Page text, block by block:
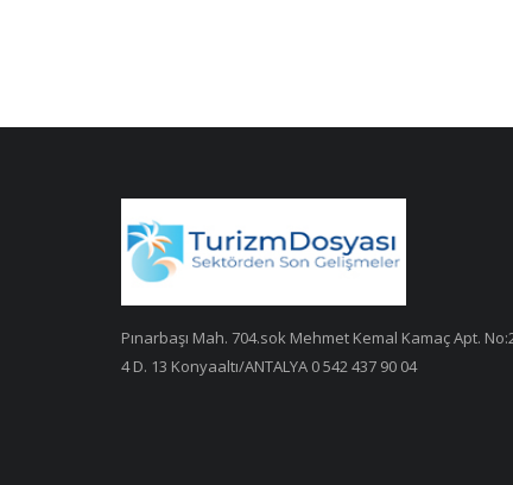
Pınarbaşı Mah. 704.sok Mehmet Kemal Kamaç Apt.
4 D. 13 Konyaaltı/ANTALYA 0 542 437 90 04